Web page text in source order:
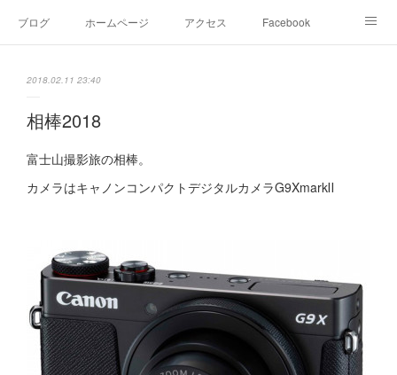
ブログ ホームページ アクセス Facebook
2018.02.11 23:40
相棒2018
富士山撮影旅の相棒。
カメラはキャノンコンパクトデジタルカメラG9XmarkⅡ